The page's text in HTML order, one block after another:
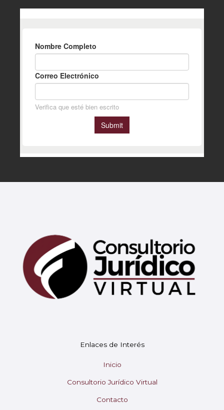
Enlaces de Interés
Inicio
Consultorio Jurídico Virtual
Contacto
Soy Mary tu asistente virtual.